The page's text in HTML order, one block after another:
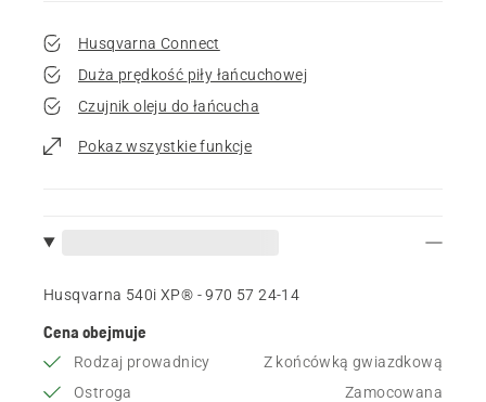
Husqvarna Connect
Duża prędkość piły łańcuchowej
Czujnik oleju do łańcucha
Pokaz wszystkie funkcje
Husqvarna 540i XP® - 970 57 24‑14
Cena obejmuje
Rodzaj prowadnicy
Z końcówką gwiazdkową
Ostroga
Zamocowana